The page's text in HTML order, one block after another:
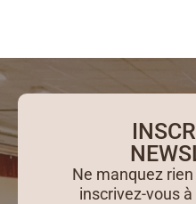
Ne manquez
inscrivez-vous